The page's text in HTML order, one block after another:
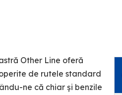
Other Line oferă
de rutele standard
ne că chiar și benzile